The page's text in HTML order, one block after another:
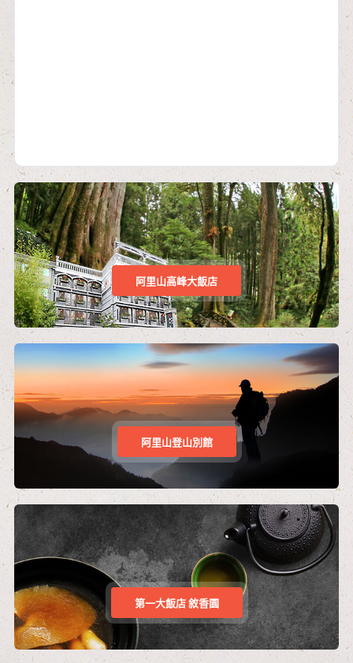
阿里山高峰大飯店
阿里山登山別館
第一大飯店 敘香園